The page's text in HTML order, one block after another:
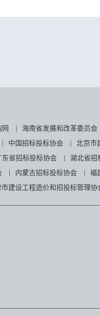
海南省发展和改革委员会
中国招标投标协会 北京市
东省招标投标协会 湖北省招
内蒙古招标投标协会 福
市建设工程造价和招投标管理协